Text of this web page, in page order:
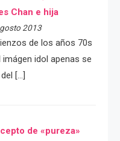
Chan e hija
2013
de los años 70s
imágen idol apenas se
[…]
de «pureza»